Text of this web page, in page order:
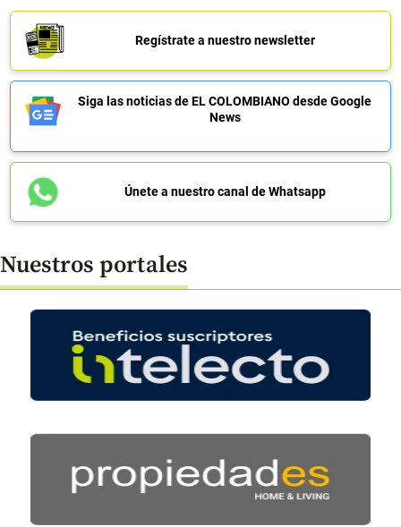
Regístrate a nuestro newsletter
Siga las noticias de EL COLOMBIANO desde Google
News
Únete a nuestro canal de Whatsapp
Nuestros portales